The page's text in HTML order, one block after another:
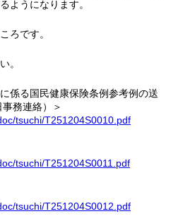
ようになります。
ろです。
。
係る国民健康保険条例参考例の送
務連絡）＞
tsuchi/T251204S0010.pdf
tsuchi/T251204S0011.pdf
tsuchi/T251204S0012.pdf